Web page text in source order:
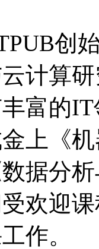
创
计算
富的
上《
据分
欢迎
作。